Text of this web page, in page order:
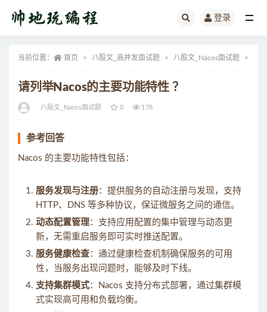
登录
当前位置： 首页 八股文_高并发面试题 八股文_Nacos面试题
请列举Nacos的主要功能特性 ？
八股文_Nacos面试题 0 178
参考回答
Nacos 的主要功能特性包括：
服务发现与注册：提供服务的自动注册与发现，支持
HTTP、DNS 等多种协议，保证微服务之间的通信。
动态配置管理：支持应用配置的集中管理与动态更
新，无需重启服务即可实时推送配置。
服务健康检查：通过健康检查机制确保服务的可用
性，当服务出现问题时，能够及时下线。
支持集群模式：Nacos 支持分布式部署，通过集群模
式实现高可用和负载均衡。